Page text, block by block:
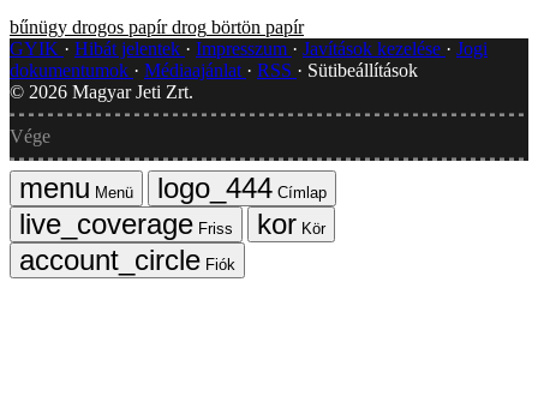
bűnügy drogos papír drog börtön papír
GYIK
Hibát jelentek Impresszum Javítások kezelése
Jogi
dokumentumok
Médiaajánlat RSS
Sütibeállítások
© 2026 Magyar Jeti Zrt.
Vége
Menü
Címlap
Friss
Kör
Fiók